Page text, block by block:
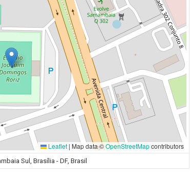
Leaflet | Map data ©OpenStreetMapcontributors
Sul, Brasília - DF, Brasil